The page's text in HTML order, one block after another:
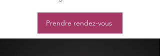
Prendre rendez-vous